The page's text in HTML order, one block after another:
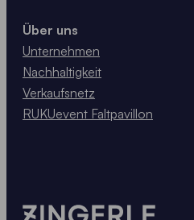
Über uns
Unternehmen
Nachhaltigkeit
Verkaufsnetz
RUKUevent Faltpavillon